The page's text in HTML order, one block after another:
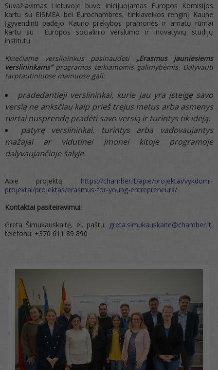
Suvažiavimas Lietuvoje buvo inicijuojamas Europos Komisijos
kartu su EISMEA bei Eurochambres, tinklaveikos renginį Kaune
įgyvendinti padėjo Kauno prekybos pramonės ir amatų rūmai
kartu su Europos socialinio verslumo ir inovatyvių studijų
institutu.
Kviečiame verslininkus pasinaudoti„Erasmus jauniesiems
verslininkams“ programos teikiamomis galimybėmis. Dalyvauti
tarptautiniuose mainuose gali:
pradedantieji verslininkai, kurie jau yra įsteigę savo
verslą ne anksčiau kaip prieš trejus metus arba asmenys
tvirtai nusprendę pradėti savo verslą ir turintys tik idėją.
patyrę verslininkai, turintys arba vadovaujantys
mažajai ar vidutinei įmonei kitoje programoje
dalyvaujančioje šalyje.
Apie projektą: https://chamber.lt/apie/projektai/vykdomi-
projektai/projektas/erasmus-for-young-entrepreneurs/
Kontaktai pasiteiravimui:
Greta Šimukauskaitė, el. paštu: greta.simukauskaite@chamber.lt,
telefonu: +370 611 89 890